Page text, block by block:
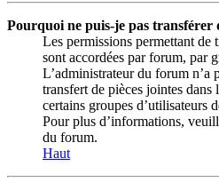
Pourquoi ne puis-je pas transférer
Les permissions permettant de
sont accordées par forum, par
L’administrateur du forum n’a
transfert de pièces jointes
certains groupes d’utilisateurs
Pour plus d’informations,
du forum.
Haut